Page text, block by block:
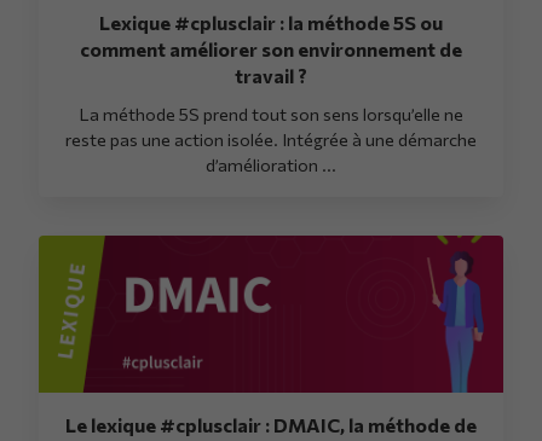
Lexique #cplusclair : la méthode 5S ou
comment améliorer son environnement de
travail ?
La méthode 5S prend tout son sens lorsqu’elle ne
reste pas une action isolée. Intégrée à une démarche
d’amélioration ...
Le lexique #cplusclair : DMAIC, la méthode de